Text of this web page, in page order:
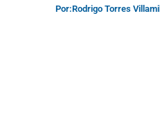
Por:Rodrigo Torres Villamil